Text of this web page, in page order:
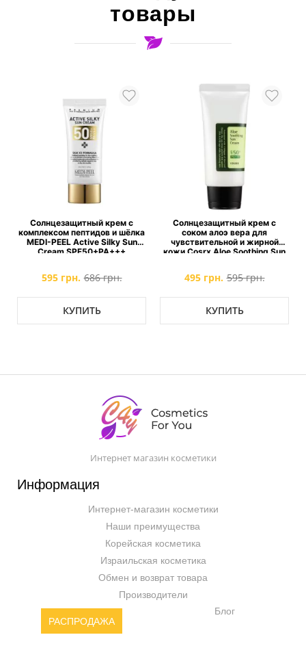
товары
Солнцезащитный крем с
комплексом пептидов и шёлка
MEDI-PEEL Active Silky Sun
Cream SPF50+PA+++
595 грн. 686 грн.
КУПИТЬ
Солнцезащитный крем с
соком алоэ вера для
чувствительной и жирной
кожи Cosrx Aloe Soothing Sun
495 грн. 595 грн.
КУПИТЬ
Интернет магазин косметики
Информация
Интернет-магазин косметики
Наши преимущества
Корейская косметика
Израильская косметика
Обмен и возврат товара
Производители
РАСПРОДАЖА
Блог